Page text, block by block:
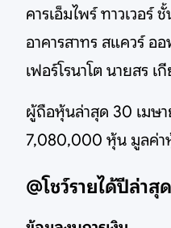
คารเอ็มไพร์ ทาวเวอ
อาคารสาทร สแควร์ อ
เฟอร์โรนาโต นายสร
ผู้ถือหุ้นล่าสุด 30 เมษ
7,080,000 หุ้น มูลค่า
@โชว์รายได้ปีล่า